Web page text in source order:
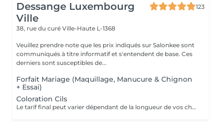
Dessange Luxembourg
Ville
123
38, rue du curé Ville-Haute L-1368
Veuillez prendre note que les prix indiqués sur Salonkee sont
communiqués à titre informatif et s'entendent de base. Ces
derniers sont susceptibles de...
Forfait Mariage (Maquillage, Manucure & Chignon
+ Essai)
Coloration Cils
Le tarif final peut varier dépendant de la longueur de vos cheveux ainsi que des soins et produits utilisés.